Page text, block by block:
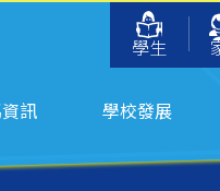
學生
訊 學校發展